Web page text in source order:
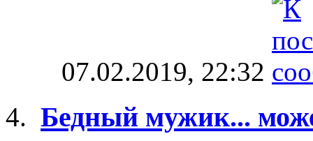
07.02.2019, 22:32
Бедный мужик...